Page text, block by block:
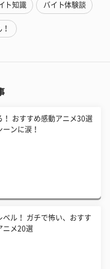
ト知識 バイト体験談
！ おすすめ感動アニメ30選
ンに涙！
ベル！ ガチで怖い、おすす
ニメ20選